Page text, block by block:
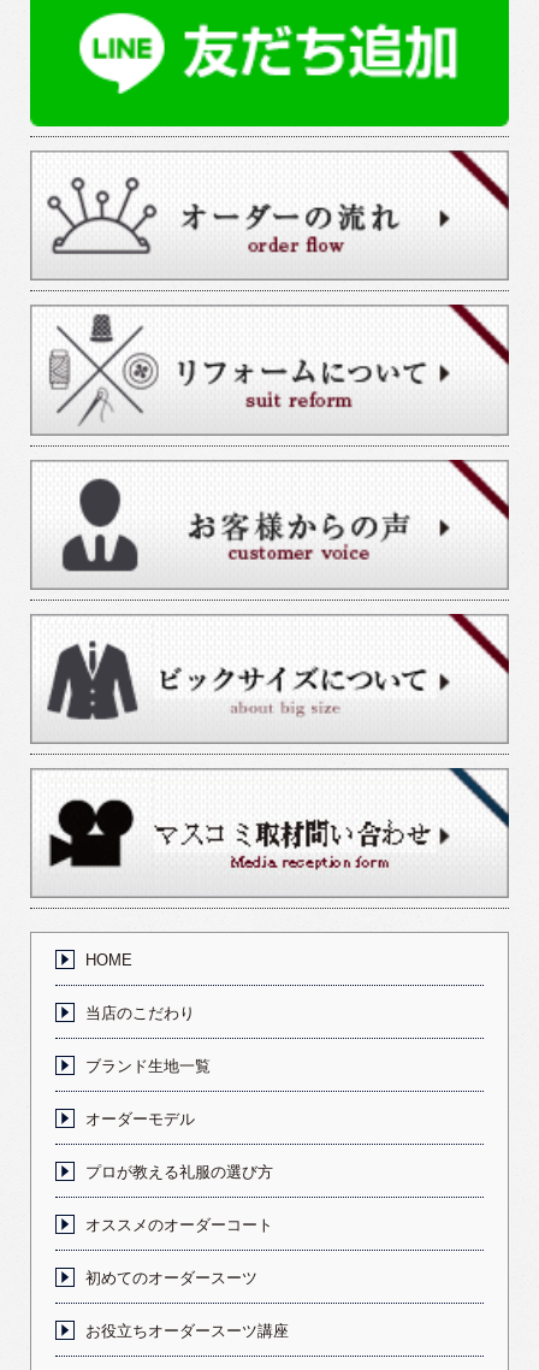
HOME
当店のこだわり
ブランド生地一覧
オーダーモデル
プロが教える礼服の選び方
オススメのオーダーコート
初めてのオーダースーツ
お役立ちオーダースーツ講座